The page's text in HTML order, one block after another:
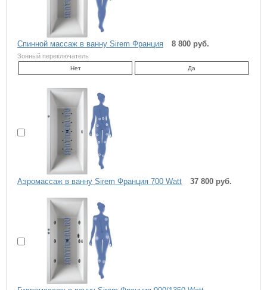
Спинной массаж в ванну Sirem Франция 8 800 руб.
Зонный переключатель
Нет Да
Аэромассаж в ванну Sirem Франция 700 Watt 37 800 руб.